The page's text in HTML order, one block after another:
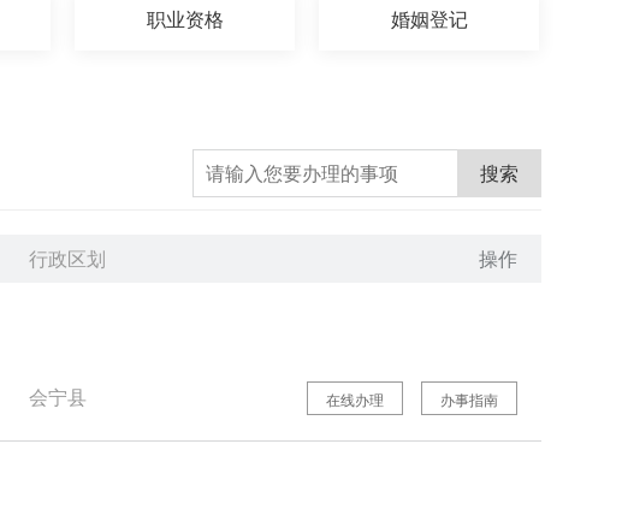
职业资格 婚姻登记
搜索
行政区划 操作
会宁县 办事指南
在线办理